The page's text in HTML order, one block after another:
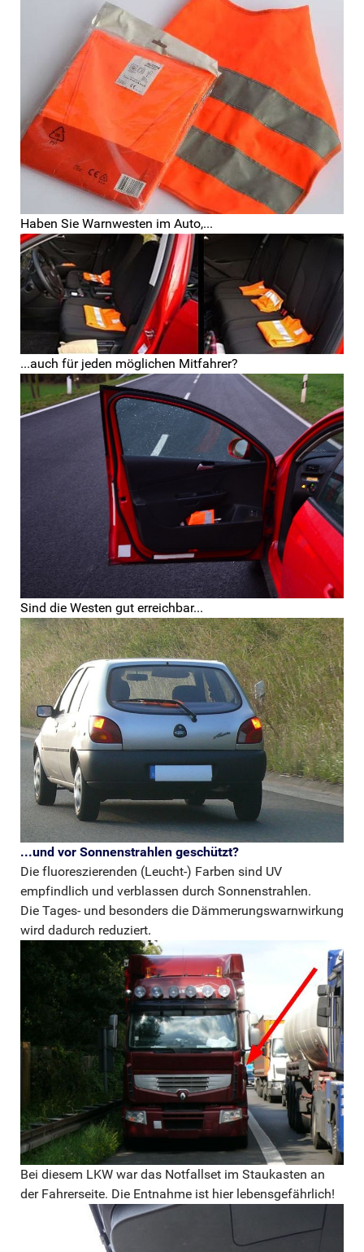
Haben Sie Warnwesten im Auto,...
...auch für jeden möglichen Mitfahrer?
Sind die Westen gut erreichbar...
...und vor Sonnenstrahlen geschützt?
Die fluoreszierenden (Leucht-) Farben sind UV
empfindlich und verblassen durch Sonnenstrahlen.
Die Tages- und besonders die Dämmerungswarnwirkung
wird dadurch reduziert.
Bei diesem LKW war das Notfallset im Staukasten an
der Fahrerseite. Die Entnahme ist hier lebensgefährlich!